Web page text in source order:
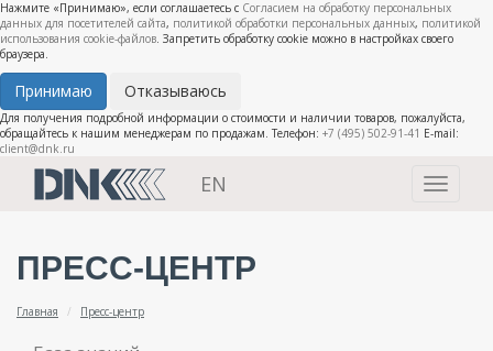
Нажмите «Принимаю», если соглашаетесь с Согласием на обработку персональных
данных для посетителей сайта, политикой обработки персональных данных, политикой
использования cookie-файлов. Запретить обработку cookie можно в настройках своего
браузера.
Принимаю Отказываюсь
Для получения подробной информации о стоимости и наличии товаров, пожалуйста,
обращайтесь к нашим менеджерам по продажам. Телефон: +7 (495) 502-91-41 E-mail:
client@dnk.ru
Toggle
EN
ПРЕСС-ЦЕНТР
Главная Пресс-центр